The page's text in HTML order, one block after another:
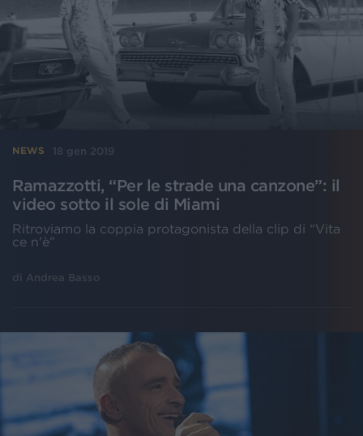
NEWS 18 gen 2019
Ramazzotti, “Per le strade una canzone”: il
video sotto il sole di Miami
Ritroviamo la coppia protagonista della clip di “Vita
ce n'è”
di Andrea Basso